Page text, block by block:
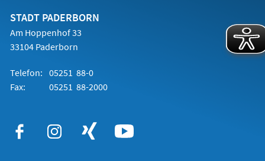
STADT PADERBORN
Am Hoppenhof 33
33104 Paderborn
Telefon: 05251 88-0
Fax:
05251 88-2000